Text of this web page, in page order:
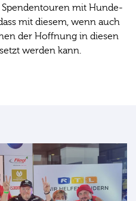
mit Hunde-
mit diesem, wenn auch
der Hoffnung in diesen
werden kann.